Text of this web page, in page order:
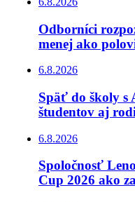
Odborníci
menej ako
6.8.2026
Späť do školy s
študentov aj
6.8.2026
Spoločnosť
Cup 2026 ako